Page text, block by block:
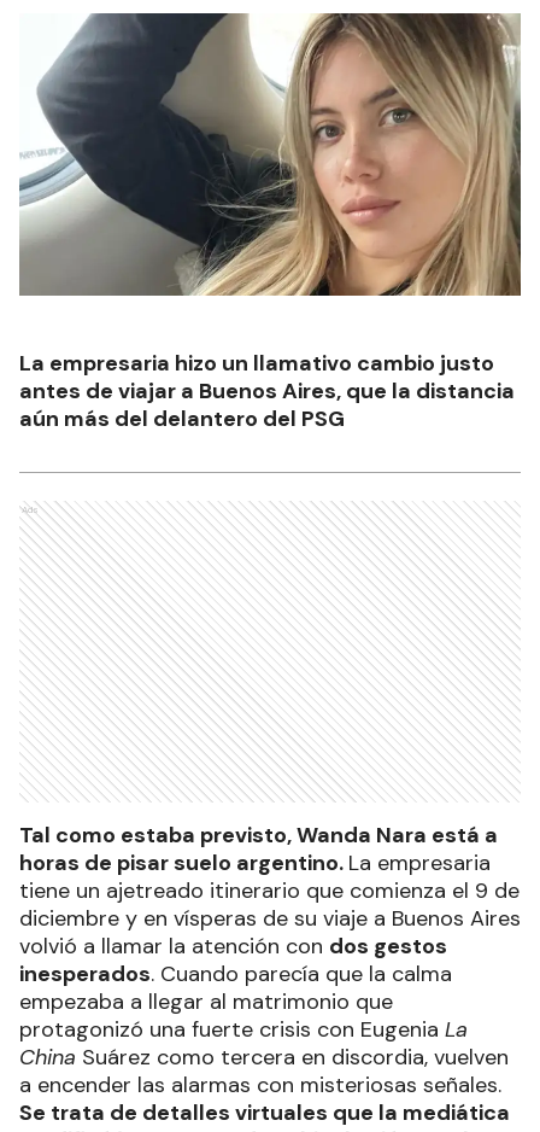
La empresaria hizo un llamativo cambio justo
antes de viajar a Buenos Aires, que la distancia
aún más del delantero del PSG
Ads
Tal como estaba previsto, Wanda Nara está a
horas de pisar suelo argentino. La empresaria
tiene un ajetreado itinerario que comienza el 9 de
diciembre y en vísperas de su viaje a Buenos Aires
volvió a llamar la atención con dos gestos
inesperados. Cuando parecía que la calma
empezaba a llegar al matrimonio que
protagonizó una fuerte crisis con Eugenia La
China Suárez como tercera en discordia, vuelven
a encender las alarmas con misteriosas señales.
Se trata de detalles virtuales que la mediática